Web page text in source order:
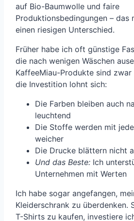
auf Bio-Baumwolle und faire
Produktionsbedingungen – das
einen riesigen Unterschied.
Früher habe ich oft günstige
die nach wenigen Wäschen
KaffeeMiau-Produkte sind
die Investition lohnt sich:
Die Farben bleiben auch
leuchtend
Die Stoffe werden mit
weicher
Die Drucke blättern nicht
Und das Beste: Ich
Unternehmen mit Werten
Ich habe sogar angefangen,
Kleiderschrank zu überdenken.
T-Shirts zu kaufen, investiere